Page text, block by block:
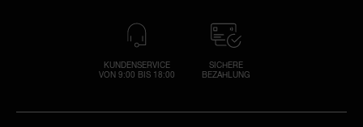
KUNDENSERVICE
VON 9:00 BIS 18:00
SICHERE
BEZAHLUNG